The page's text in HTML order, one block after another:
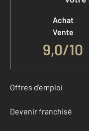
Achat
Vente
9,0/10
Offres d'emploi
Devenir franchisé